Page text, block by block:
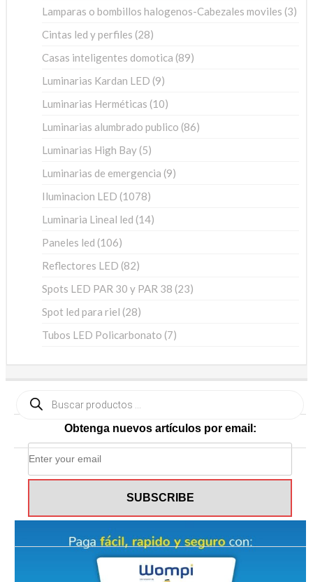
Lamparas o bombillos halogenos-Cabezales moviles 33
Cintas led y perfiles 2828
Casas inteligentes domotica 8989
Luminarias Kardan LED 99
Luminarias Herméticas 1010
Luminarias alumbrado publico 8686
Luminarias High Bay 55
Luminarias de emergencia 99
Iluminacion LED 10781078
Luminaria Lineal led 1414
Paneles led 106106
Reflectores LED 8282
Spots LED PAR 30 y PAR 38 2323
Spot led para riel 2828
Tubos LED Policarbonato 77
productos
Obtenga nuevos artículos por email: